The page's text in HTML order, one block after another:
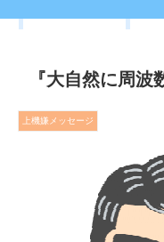
『大自然に周
上機嫌メッセージ